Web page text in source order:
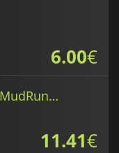
6.00€
Expeditions A MudRunner Game
11.41€